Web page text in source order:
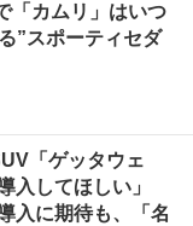
「カムリ」はいつ
”スポーティセダ
「ゲッタウェ
入してほしい」
入に期待も、「名